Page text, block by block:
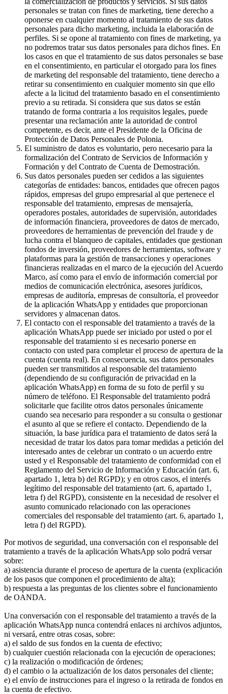
personales se tratan con fines de marketing, tiene derecho a
oponerse en cualquier momento al tratamiento de sus datos
personales para dicho marketing, incluida la elaboración de
perfiles. Si se opone al tratamiento con fines de marketing, ya
no podremos tratar sus datos personales para dichos fines. En
los casos en que el tratamiento de sus datos personales se base
en el consentimiento, en particular el otorgado para los fines
de marketing del responsable del tratamiento, tiene derecho a
retirar su consentimiento en cualquier momento sin que ello
afecte a la licitud del tratamiento basado en el consentimiento
previo a su retirada. Si considera que sus datos se están
tratando de forma contraria a los requisitos legales, puede
presentar una reclamación ante la autoridad de control
competente, es decir, ante el Presidente de la Oficina de
Protección de Datos Personales de Polonia.
El suministro de datos es voluntario, pero necesario para la
formalización del Contrato de Servicios de Información y
Formación y del Contrato de Cuenta de Demostración.
Sus datos personales pueden ser cedidos a las siguientes
categorías de entidades: bancos, entidades que ofrecen pagos
rápidos, empresas del grupo empresarial al que pertenece el
responsable del tratamiento, empresas de mensajería,
operadores postales, autoridades de supervisión, autoridades
de información financiera, proveedores de datos de mercado,
proveedores de herramientas de prevención del fraude y de
lucha contra el blanqueo de capitales, entidades que gestionan
fondos de inversión, proveedores de herramientas, software y
plataformas para la gestión de transacciones y operaciones
financieras realizadas en el marco de la ejecución del Acuerdo
Marco, así como para el envío de información comercial por
medios de comunicación electrónica, asesores jurídicos,
empresas de auditoría, empresas de consultoría, el proveedor
de la aplicación WhatsApp y entidades que proporcionan
servidores y almacenan datos.
El contacto con el responsable del tratamiento a través de la
aplicación WhatsApp puede ser iniciado por usted o por el
responsable del tratamiento si es necesario ponerse en
contacto con usted para completar el proceso de apertura de la
cuenta (cuenta real). En consecuencia, sus datos personales
pueden ser transmitidos al responsable del tratamiento
(dependiendo de su configuración de privacidad en la
aplicación WhatsApp) en forma de su foto de perfil y su
número de teléfono. El Responsable del tratamiento podrá
solicitarle que facilite otros datos personales únicamente
cuando sea necesario para responder a su consulta o gestionar
el asunto al que se refiere el contacto. Dependiendo de la
situación, la base jurídica para el tratamiento de datos será la
necesidad de tratar los datos para tomar medidas a petición del
interesado antes de celebrar un contrato o un acuerdo entre
usted y el Responsable del tratamiento de conformidad con el
Reglamento del Servicio de Información y Educación (art. 6,
apartado 1, letra b) del RGPD); y en otros casos, el interés
legítimo del responsable del tratamiento (art. 6, apartado 1,
letra f) del RGPD), consistente en la necesidad de resolver el
asunto comunicado relacionado con las operaciones
comerciales del responsable del tratamiento (art. 6, apartado 1,
letra f) del RGPD).
Por motivos de seguridad, una conversación con el responsable del
tratamiento a través de la aplicación WhatsApp solo podrá versar
sobre:
a) asistencia durante el proceso de apertura de la cuenta (explicación
de los pasos que componen el procedimiento de alta);
b) respuesta a las preguntas de los clientes sobre el funcionamiento
de OANDA.
Una conversación con el responsable del tratamiento a través de la
aplicación WhatsApp nunca contendrá enlaces ni archivos adjuntos,
ni versará, entre otras cosas, sobre:
a) el saldo de sus fondos en la cuenta de efectivo;
b) cualquier cuestión relacionada con la ejecución de operaciones;
c) la realización o modificación de órdenes;
d) el cambio o la actualización de los datos personales del cliente;
e) el envío de instrucciones para el ingreso o la retirada de fondos en
la cuenta de efectivo.